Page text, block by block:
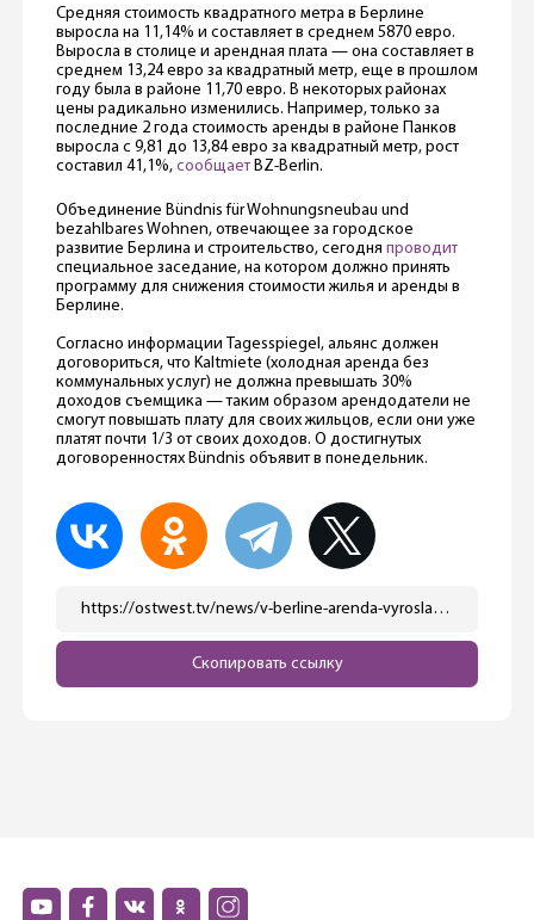
Средняя стоимость квадратного метра в Берлине
выросла на 11,14% и составляет в среднем 5870 евро.
Выросла в столице и арендная плата — она составляет в
среднем 13,24 евро за квадратный метр, еще в прошлом
году была в районе 11,70 евро. В некоторых районах
цены радикально изменились. Например, только за
последние 2 года стоимость аренды в районе Панков
выросла с 9,81 до 13,84 евро за квадратный метр, рост
составил 41,1%, сообщаетBZ-Berlin.
Объединение Bündnis für Wohnungsneubau und
bezahlbares Wohnen, отвечающее за городское
развитие Берлина и строительство, сегодня проводит
специальное заседание, на котором должно принять
программу для снижения стоимости жилья и аренды в
Берлине.
Согласно информации Tagesspiegel, альянс должен
договориться, что Kaltmiete (холодная аренда без
коммунальных услуг) не должна превышать 30%
доходов съемщика — таким образом арендодатели не
смогут повышать плату для своих жильцов, если они уже
платят почти 1/3 от своих доходов. О достигнутых
договоренностях Bündnis объявит в понедельник.
https://ostwest.tv/news/v-berline-arenda-vyrosla-na-11-vlasti-razrabatyvajut-programmu-dlya-snizheniya-stoimosti/
Скопировать ссылку